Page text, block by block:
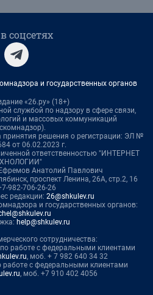
соцсетях
и государственных органов
«26.ру» (18+)
службой по надзору в сфере связи,
и массовых коммуникаций
принятия решения о регистрации: ЭЛ №
от 06.02.2023 г.
ответственностью "ИНТЕРНЕТ
Анатолий Павлович
проспект Ленина, 26А, стр.2, 16
982-706-26-26
редакции: 26@shkulev.ru
и государственных органов:
help@shkulev.ru
сотрудничества:
работе с федеральными клиентами
, моб. + 7 982 640 34 32
работе с федеральными клиентами
, моб. +7 910 402 4056